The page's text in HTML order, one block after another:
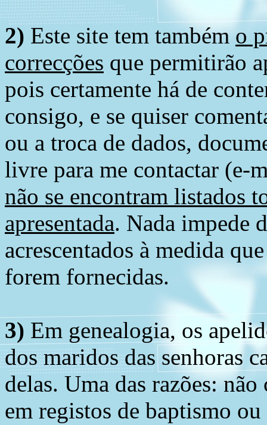
2) Este site tem tambémo
correcções que permitirão
pois certamente há de
consigo, e se quiser
ou a troca de dados,
livre para me contactar (e-
não se encontram listados
apresentada. Nada impede
acrescentados à medida
forem fornecidas.
3) Em genealogia, os
dos maridos das senhoras
delas. Uma das razões:
em registos de baptismo